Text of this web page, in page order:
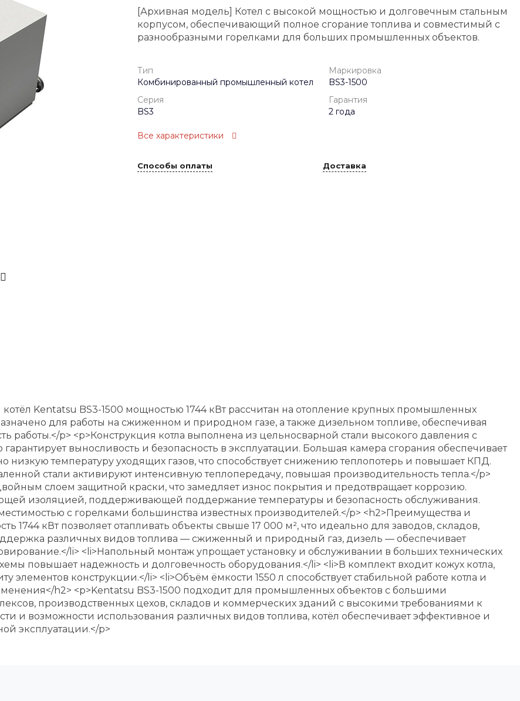
[Архивная модель] Котел с высокой мощностью и долговечным стальным
корпусом, обеспечивающий полное сгорание топлива и совместимый с
разнообразными горелками для больших промышленных объектов.
Тип
Комбинированный промышленный котел
Маркировка
BS3-1500
Серия
BS3
Гарантия
2 года
Все характеристики
Способы оплаты Доставка
Kentatsu BS3-1500 мощностью 1744 кВт рассчитан на отопление крупных промышленных
для работы на сжиженном и природном газе, а также дизельном топливе, обеспечивая
работы.</p> <p>Конструкция котла выполнена из цельносварной стали высокого давления с
выносливость и безопасность в эксплуатации. Большая камера сгорания обеспечивает
температуру уходящих газов, что способствует снижению теплопотерь и повышает КПД.
стали активируют интенсивную теплопередачу, повышая производительность тепла.</p>
слоем защитной краски, что замедляет износ покрытия и предотвращает коррозию.
изоляцией, поддерживающей поддержание температуры и безопасность обслуживания.
с горелками большинства известных производителей.</p> <h2>Преимущества и
1744 кВт позволяет отапливать объекты свыше 17 000 м², что идеально для заводов, складов,
различных видов топлива — сжиженный и природный газ, дизель — обеспечивает
li> <li>Напольный монтаж упрощает установку и обслуживании в больших технических
повышает надежность и долговечность оборудования.</li> <li>В комплект входит кожух котла,
конструкции.</li> <li>Объём ёмкости 1550 л способствует стабильной работе котла и
h2> <p>Kentatsu BS3-1500 подходит для промышленных объектов с большими
производственных цехов, складов и коммерческих зданий с высокими требованиями к
и возможности использования различных видов топлива, котёл обеспечивает эффективное и
эксплуатации.</p>